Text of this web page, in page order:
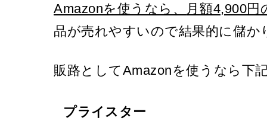
Amazonを使うなら、 月額4,900円
品が売れやすいので結果的に儲か
販路としてAmazonを使うなら下
プライスター